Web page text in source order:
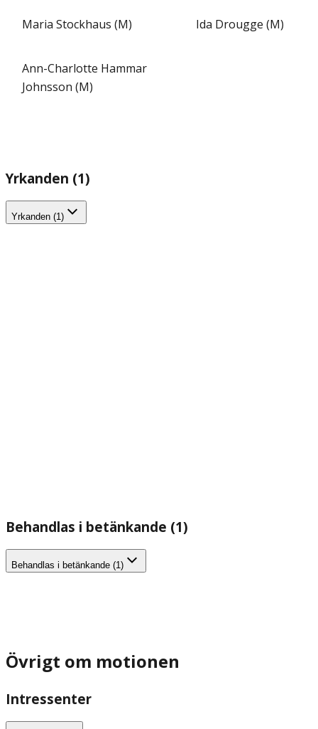
Maria Stockhaus (M) Ida Drougge (M)
Ann-Charlotte Hammar
Johnsson (M)
Yrkanden (1)
Yrkanden (1)
Behandlas i betänkande (1)
Behandlas i betänkande (1)
Övrigt om motionen
Intressenter